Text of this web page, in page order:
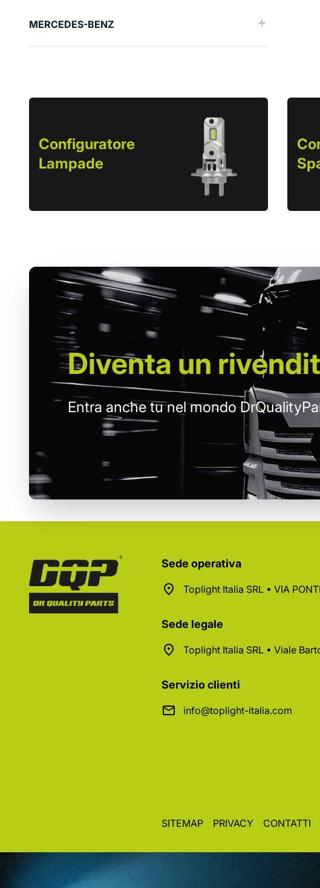
MERCEDES-BENZ
Configuratore
Lampade
Diventa un
Entra anche tu nel mondo
Sede operativa
Toplight Italia SRL • VIA
Sede legale
Toplight Italia SRL • Viale
Servizio clienti
info@toplight-italia.com
SITEMAP PRIVACY CONTATTI